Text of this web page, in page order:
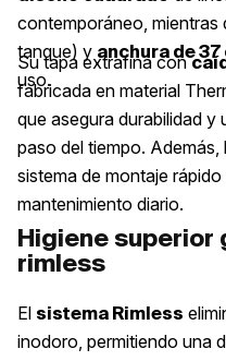
contemporáneo, mientras
tanque) y anchura de 37
uso.
Su tapa extrafina con
fabricada en material
que asegura durabilidad
paso del tiempo.
sistema de montaje
mantenimiento diario.
Higiene superior
rimless
El sistema Rimless
inodoro, permitiendo una